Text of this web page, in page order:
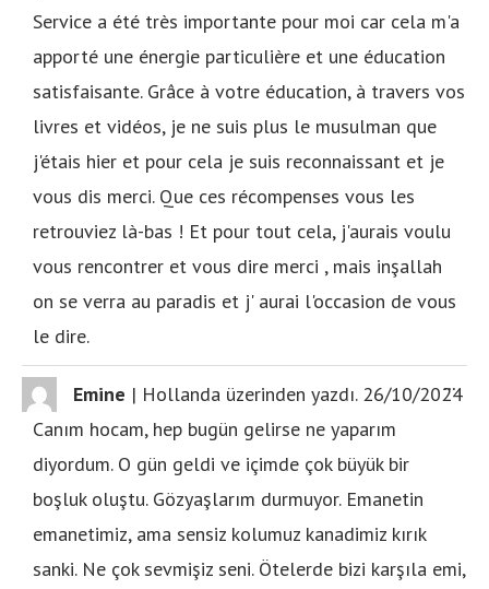
Service a été très importante pour moi car cela m'a
apporté une énergie particulière et une éducation
satisfaisante. Grâce à votre éducation, à travers vos
livres et vidéos, je ne suis plus le musulman que
j'étais hier et pour cela je suis reconnaissant et je
vous dis merci. Que ces récompenses vous les
retrouviez là-bas ! Et pour tout cela, j'aurais voulu
vous rencontrer et vous dire merci , mais inşallah
on se verra au paradis et j' aurai l'occasion de vous
le dire.
Emine | Hollanda üzerinden yazdı.26/10/2024
Canım hocam, hep bugün gelirse ne yaparım
diyordum. O gün geldi ve içimde çok büyük bir
boşluk oluştu. Gözyaşlarım durmuyor. Emanetin
emanetimiz, ama sensiz kolumuz kanadimiz kırık
sanki. Ne çok sevmişiz seni. Ötelerde bizi karşıla emi,
...